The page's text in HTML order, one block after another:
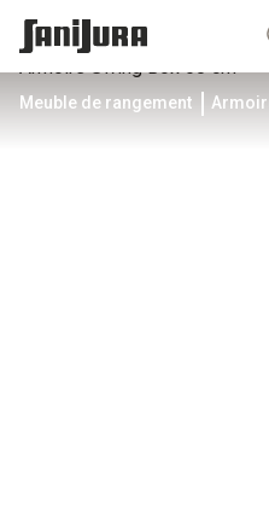
Meuble de rangement